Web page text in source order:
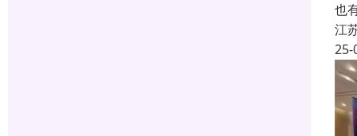
也
江
25-